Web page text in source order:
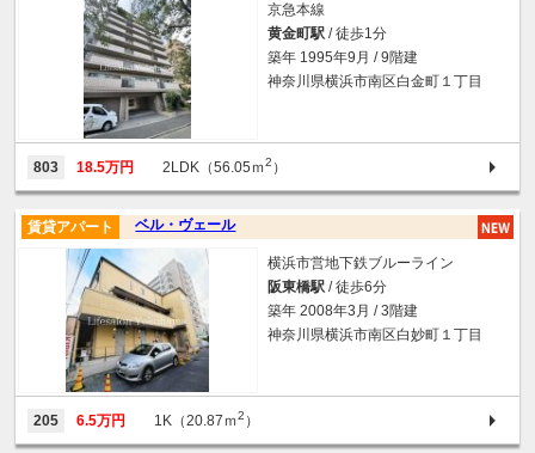
京急本線
黄金町駅 / 徒歩1分
築年 1995年9月 / 9階建
神奈川県横浜市南区白金町１丁目
803 18.5万円 2LDK（56.05ｍ2 ）
ベル・ヴェール
賃貸アパート
横浜市営地下鉄ブルーライン
阪東橋駅 / 徒歩6分
築年 2008年3月 / 3階建
神奈川県横浜市南区白妙町１丁目
205 6.5万円 1K（20.87ｍ2 ）